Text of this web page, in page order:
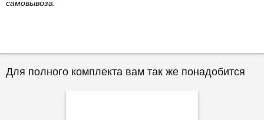
самовывоза.
Для полного комплекта вам так же понадобится